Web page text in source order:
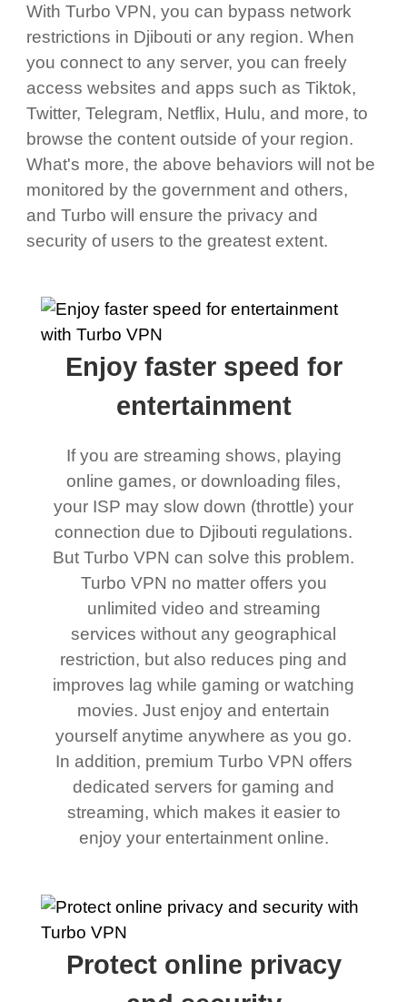
With Turbo VPN, you can bypass network
restrictions in Djibouti or any region. When
you connect to any server, you can freely
access websites and apps such as Tiktok,
Twitter, Telegram, Netflix, Hulu, and more, to
browse the content outside of your region.
What's more, the above behaviors will not be
monitored by the government and others,
and Turbo will ensure the privacy and
security of users to the greatest extent.
Enjoy faster speed for
entertainment
If you are streaming shows, playing
online games, or downloading files,
your ISP may slow down (throttle) your
connection due to Djibouti regulations.
But Turbo VPN can solve this problem.
Turbo VPN no matter offers you
unlimited video and streaming
services without any geographical
restriction, but also reduces ping and
improves lag while gaming or watching
movies. Just enjoy and entertain
yourself anytime anywhere as you go.
In addition, premium Turbo VPN offers
dedicated servers for gaming and
streaming, which makes it easier to
enjoy your entertainment online.
Protect online privacy